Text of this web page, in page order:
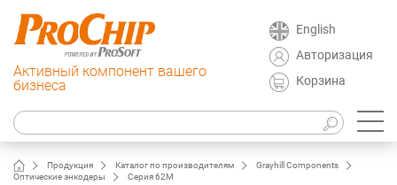
Активный компонент вашего
бизнеса
English
Авторизация
Корзина
Продукция Каталог по производителям
Grayhill Components
Оптические энкодеры
Серия 62M